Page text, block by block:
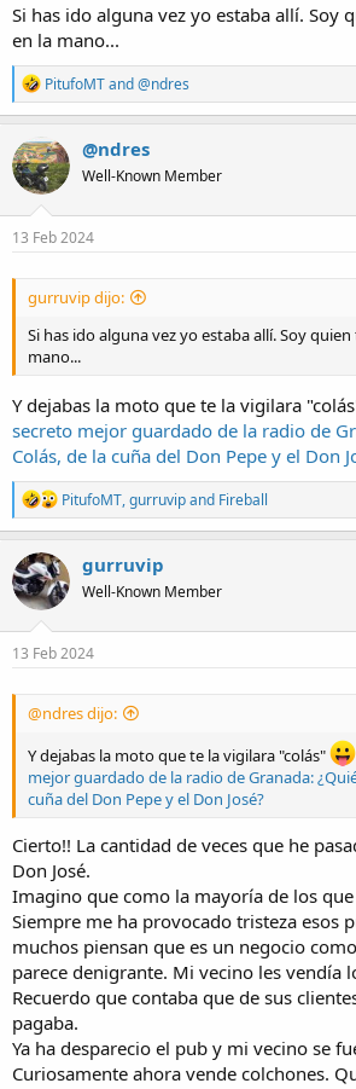
Si has ido alguna vez yo estaba allí. Soy
en la mano...
R
e
a
c
t
i
o
n
s
PitufoMTand@ndres
@ndres
Well-Known Member
13 Feb 2024
gurruvip dijo:
Si has ido alguna vez yo estaba allí. Soy
mano...
Y dejabas la moto que te la vigilara
secreto mejor guardado de la radio de
Colás, de la cuña del Don Pepe y el Don
R
e
a
c
i
n
s
PitufoMT,gurruvipand Fireball
gurruvip
Well-Known Member
13 Feb 2024
@ndres dijo:
Y dejabas la moto que te la vigilara "colás"
mejor guardado de la radio de Granada:
cuña del Don Pepe y el Don José?
Cierto!! La cantidad de veces que he
Don José.
Imagino que como la mayoría de los
Siempre me ha provocado tristeza esos
muchos piensan que es un negocio
parece denigrante. Mi vecino les vendía
Recuerdo que contaba que de sus
pagaba.
Ya ha desparecio el pub y mi vecino se
Curiosamente ahora vende colchones.